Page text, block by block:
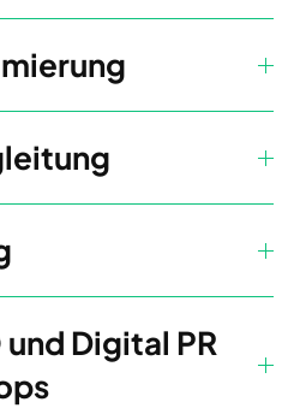
Digital PR